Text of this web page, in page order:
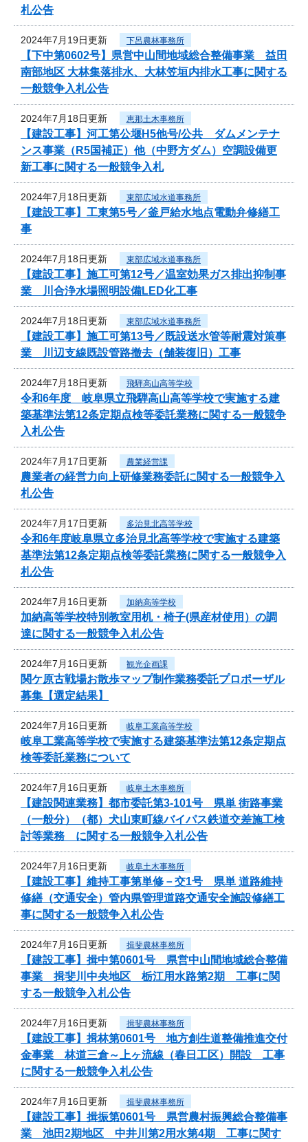
札公告
2024年7月19日更新 下呂農林事務所
【下中第0602号】県営中山間地域総合整備事業 益田
南部地区 大林集落排水、大林笠垣内排水工事に関する
一般競争入札公告
2024年7月18日更新 恵那土木事務所
【建設工事】河工第公堰H5他号/公共 ダムメンテナ
ンス事業（R5国補正）他（中野方ダム）空調設備更
新工事に関する一般競争入札
2024年7月18日更新 東部広域水道事務所
【建設工事】工東第5号／釜戸給水地点電動弁修繕工
事
2024年7月18日更新 東部広域水道事務所
【建設工事】施工可第12号／温室効果ガス排出抑制事
業 川合浄水場照明設備LED化工事
2024年7月18日更新 東部広域水道事務所
【建設工事】施工可第13号／既設送水管等耐震対策事
業 川辺支線既設管路撤去（舗装復旧）工事
2024年7月18日更新 飛騨高山高等学校
令和6年度 岐阜県立飛騨高山高等学校で実施する建
築基準法第12条定期点検等委託業務に関する一般競争
入札公告
2024年7月17日更新 農業経営課
農業者の経営力向上研修業務委託に関する一般競争入
札公告
2024年7月17日更新 多治見北高等学校
令和6年度岐阜県立多治見北高等学校で実施する建築
基準法第12条定期点検等委託業務に関する一般競争入
札公告
2024年7月16日更新 加納高等学校
加納高等学校特別教室用机・椅子(県産材使用）の調
達に関する一般競争入札公告
2024年7月16日更新 観光企画課
関ケ原古戦場お散歩マップ制作業務委託プロポーザル
募集【選定結果】
2024年7月16日更新 岐阜工業高等学校
岐阜工業高等学校で実施する建築基準法第12条定期点
検等委託業務について
2024年7月16日更新 岐阜土木事務所
【建設関連業務】都市委託第3-101号 県単 街路事業
（一般分）（都）犬山東町線バイパス鉄道交差施工検
討等業務 に関する一般競争入札公告
2024年7月16日更新 岐阜土木事務所
【建設工事】維持工事第単修－交1号 県単 道路維持
修繕（交通安全）管内県管理道路交通安全施設修繕工
事に関する一般競争入札公告
2024年7月16日更新 揖斐農林事務所
【建設工事】揖中第0601号 県営中山間地域総合整備
事業 揖斐川中央地区 栃江用水路第2期 工事に関
する一般競争入札公告
2024年7月16日更新 揖斐農林事務所
【建設工事】揖林第0601号 地方創生道整備推進交付
金事業 林道三倉～上ヶ流線（春日工区）開設 工事
に関する一般競争入札公告
2024年7月16日更新 揖斐農林事務所
【建設工事】揖振第0601号 県営農村振興総合整備事
業 池田2期地区 中井川第2用水第4期 工事に関す